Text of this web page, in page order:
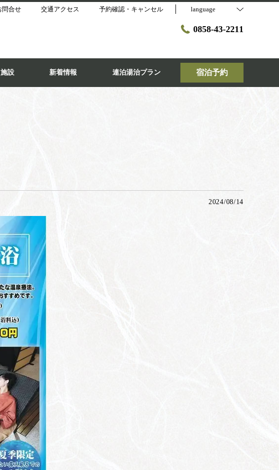
問合せ 交通アクセス 予約確認・キャンセル language
0858-43-2211
設 新着情報 連泊湯治プラン 宿泊予約
2024/08/14